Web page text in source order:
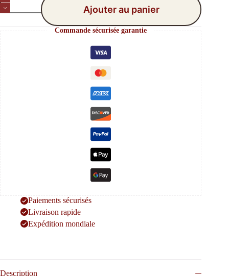
Ajouter au panier
Commande sécurisée garantie
Paiements sécurisés
Livraison rapide
Expédition mondiale
Description